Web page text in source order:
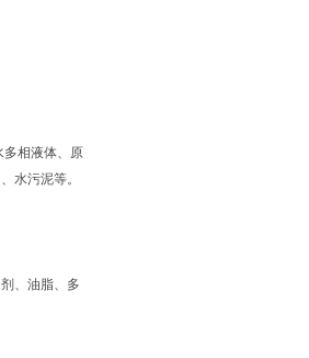
多相液体、原
水污泥等。
、油脂、多